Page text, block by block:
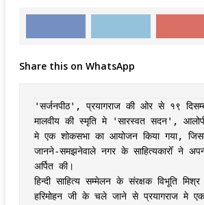
Share this on WhatsApp
'सर्जनपीठ', प्रयागराज की ओर से १९
मालवीय की स्मृति मे 'सारस्वत सदन',
मे एक शोकसभा का आयोजन किया गया,
जानने-समझनेवाले नगर के साहित्यकारोँ ने
अर्पित की।
हिन्दी साहित्य सम्मेलन के संरक्षक विभूति
हरिमोहन जी के चले जाने से प्रयागराज मे